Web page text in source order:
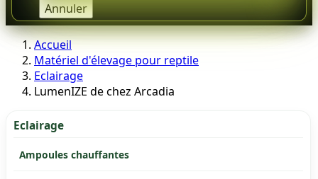
Annuler
Accueil
Matériel d'élevage pour reptile
Eclairage
LumenIZE de chez Arcadia
Eclairage
Ampoules chauffantes